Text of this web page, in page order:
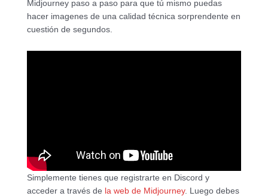
Midjourney paso a paso para que tú mismo puedas
hacer imagenes de una calidad técnica sorprendente en
cuestión de segundos.
Simplemente tienes que registrarte en Discord y
acceder a través de la web de Midjourney. Luego debes